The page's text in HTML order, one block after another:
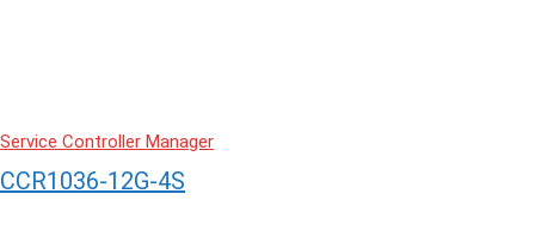
Service Controller Manager
CCR1036-12G-4S